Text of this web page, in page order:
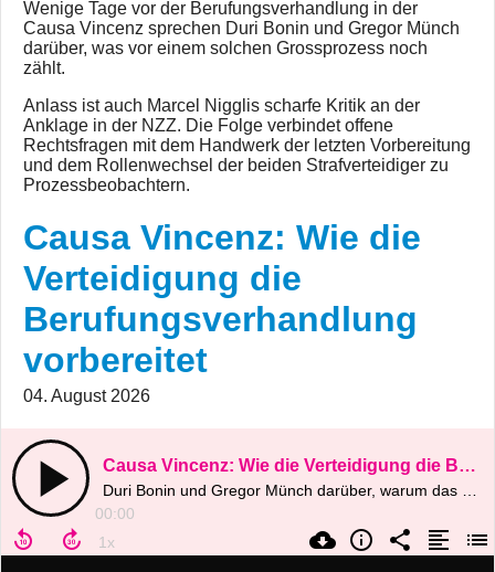
Wenige Tage vor der Berufungsverhandlung in der
Causa Vincenz sprechen Duri Bonin und Gregor Münch
darüber, was vor einem solchen Grossprozess noch
zählt.
Anlass ist auch Marcel Nigglis scharfe Kritik an der
Anklage in der NZZ. Die Folge verbindet offene
Rechtsfragen mit dem Handwerk der letzten Vorbereitung
und dem Rollenwechsel der beiden Strafverteidiger zu
Prozessbeobachtern.
Causa Vincenz: Wie die
Verteidigung die
Berufungsverhandlung
vorbereitet
04. August 2026
Causa Vincenz: Wie die Verteidigung die Berufungsverhandlung vorbereitet
00:00